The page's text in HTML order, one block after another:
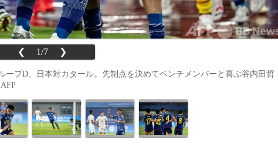
❮ 1/7 ❯
ープD、日本対カタール。先制点を決めてベンチメンバーと喜ぶ谷内田哲